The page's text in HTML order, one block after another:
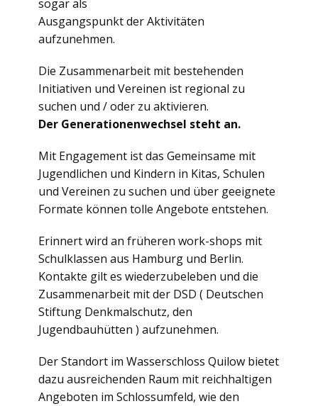
sogar als
Ausgangspunkt der Aktivitäten
aufzunehmen.
Die Zusammenarbeit mit bestehenden
Initiativen und Vereinen ist regional zu
suchen und / oder zu aktivieren.
Der Generationenwechsel steht an.
Mit Engagement ist das Gemeinsame mit
Jugendlichen und Kindern in Kitas, Schulen
und Vereinen zu suchen und über geeignete
Formate können tolle Angebote entstehen.
Erinnert wird an früheren work-shops mit
Schulklassen aus Hamburg und Berlin.
Kontakte gilt es wiederzubeleben und die
Zusammenarbeit mit der DSD ( Deutschen
Stiftung Denkmalschutz, den
Jugendbauhütten ) aufzunehmen.
Der Standort im Wasserschloss Quilow bietet
dazu ausreichenden Raum mit reichhaltigen
Angeboten im Schlossumfeld, wie den